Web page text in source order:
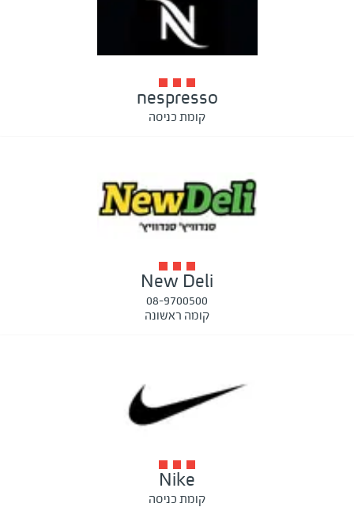
nespresso
קומת כניסה
New Deli
08-9700500
קומה ראשונה
Nike
קומת כניסה